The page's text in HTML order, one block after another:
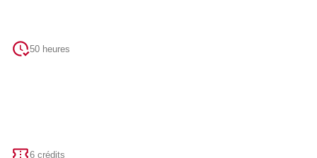
50 heures
6 crédits